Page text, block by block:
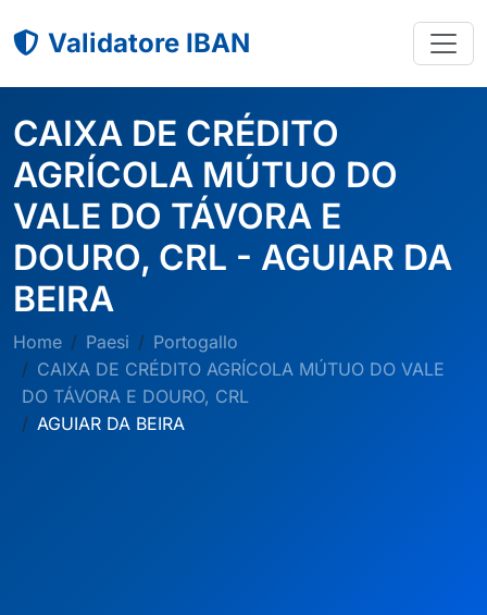
Validatore IBAN
CAIXA DE CRÉDITO
AGRÍCOLA MÚTUO DO
VALE DO TÁVORA E
DOURO, CRL - AGUIAR DA
BEIRA
Home Paesi
Portogallo
CAIXA DE CRÉDITO AGRÍCOLA MÚTUO DO VALE
DO TÁVORA E DOURO, CRL
AGUIAR DA BEIRA